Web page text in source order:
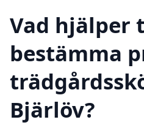
Vad hjälper
bestämma
Bjärlöv?